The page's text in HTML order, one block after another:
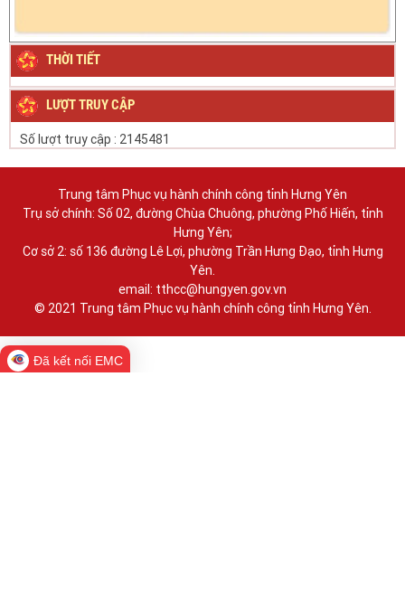
THỜI TIẾT
LƯỢT TRUY CẬP
Số lượt truy cập : 2145481
Trung tâm Phục vụ hành chính công tỉnh Hưng Yên
Trụ sở chính: Số 02, đường Chùa Chuông, phường Phố Hiến, tỉnh
Hưng Yên;
Cơ sở 2: số 136 đường Lê Lợi, phường Trần Hưng Đạo, tỉnh Hưng
Yên.
email: tthcc@hungyen.gov.vn
© 2021 Trung tâm Phục vụ hành chính công tỉnh Hưng Yên.
Đã kết nối EMC